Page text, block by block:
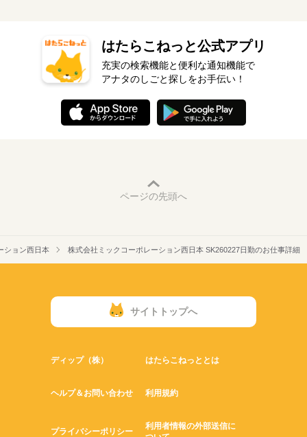
はたらこねっと公式アプリ
充実の検索機能と便利な通知機能で
アナタのしごと探しをお手伝い！
ページの先頭へ
ション西日本 株式会社ミックコーポレーション西日本 SK260227日勤のお仕事詳細
サイトトップへ
ディップ（株） はたらこねっととは
ヘルプ＆お問い合わせ 利用規約
プライバシーポリシー
利用者情報の外部送信に